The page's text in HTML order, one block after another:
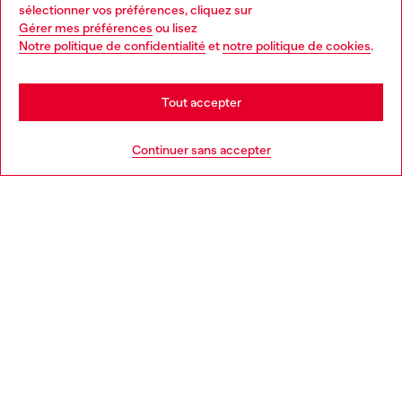
sélectionner vos préférences, cliquez sur
Gérer mes préférences ou lisez
Notre politique de confidentialitéet notre politique de cookies.
Continuer sans accepter
Tout accepter
En savoir plus
You are currently browsing France website, but it seems you
may be based in United States